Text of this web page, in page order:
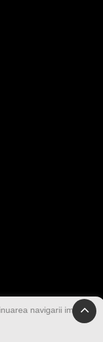
navigarii implica